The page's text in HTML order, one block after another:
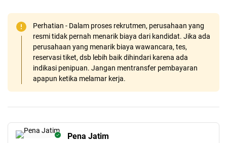
Perhatian - Dalam proses rekrutmen, perusahaan yang
resmi tidak pernah menarik biaya dari kandidat. Jika ada
perusahaan yang menarik biaya wawancara, tes,
reservasi tiket, dsb lebih baik dihindari karena ada
indikasi penipuan. Jangan mentransfer pembayaran
apapun ketika melamar kerja.
Pena Jatim